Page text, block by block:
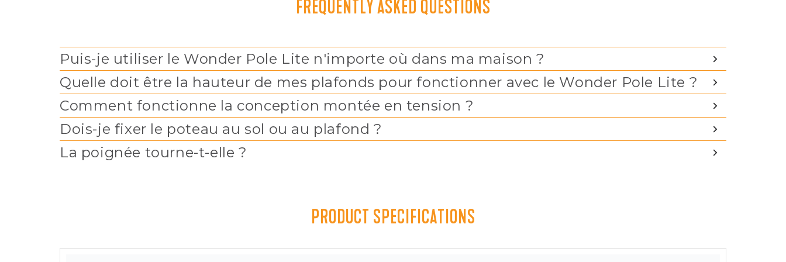
FREQUENTLY ASKED QUESTIONS
Puis-je utiliser le Wonder Pole Lite n'importe où dans ma maison ?
Quelle doit être la hauteur de mes plafonds pour fonctionner avec le Wonder Pole Lite ?
Comment fonctionne la conception montée en tension ?
Dois-je fixer le poteau au sol ou au plafond ?
La poignée tourne-t-elle ?
PRODUCT SPECIFICATIONS